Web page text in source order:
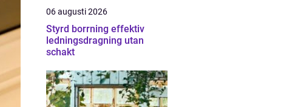
06 augusti 2026
Styrd borrning effektiv
ledningsdragning utan
schakt